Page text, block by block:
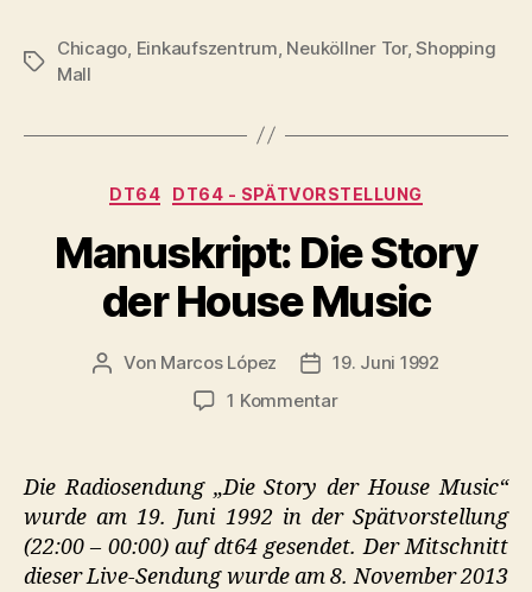
Schlagwörter
Chicago Einkaufszentrum Neuköllner Tor,Shopping
Mall
Kategorien
DT64 DT64 - SPÄTVORSTELLUNG
Manuskript: Die Story
der House Music
Beitragsautor
Von Marcos López Veröffentlichungsdatum
19. Juni 1992
1 Kommentarzu
Story
der
House
Music
Die Radiosendung „Die Story der House Music“
wurde am 19. Juni 1992 in der Spätvorstellung
(22:00 – 00:00) auf dt64 gesendet. Der Mitschnitt
dieser Live-Sendung wurde am 8. November 2013